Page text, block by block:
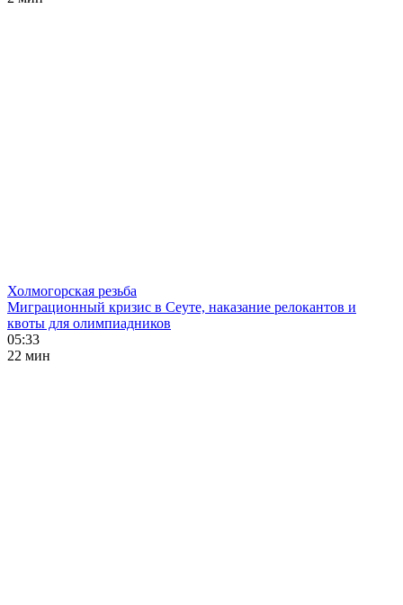
Холмогорская резьба
Миграционный кризис в Сеуте, наказание релокантов и
квоты для олимпиадников
05:33
22 мин